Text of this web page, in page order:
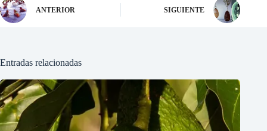
ANTERIOR SIGUIENTE
Entradas relacionadas